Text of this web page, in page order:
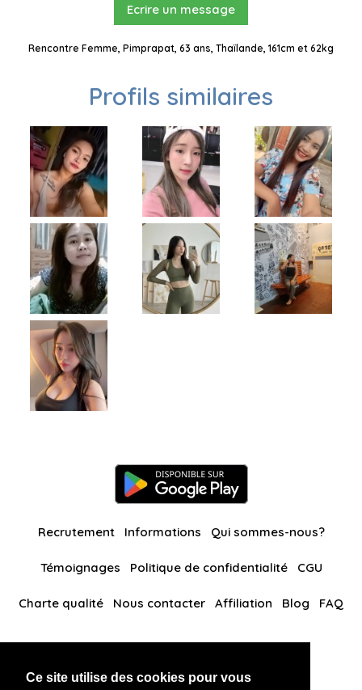
Ce site utilise des cookies pour vous
Ecrire un message
Rencontre Femme, Pimprapat, 63 ans, Thaïlande, 161cm et 62kg
Profils similaires
Recrutement Informations Qui sommes-nous?
Témoignages Politique de confidentialité CGU
Charte qualité Nous contacter Affiliation Blog FAQ